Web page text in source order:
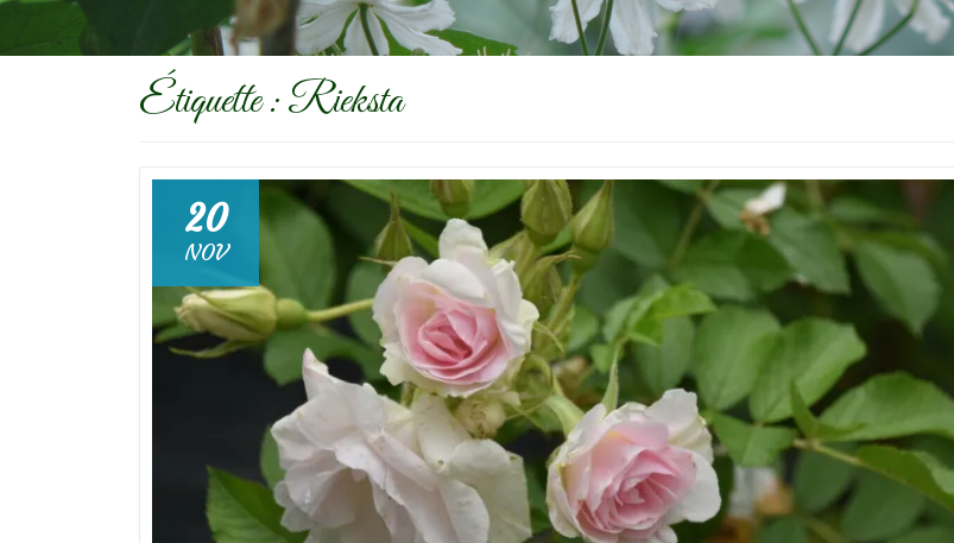
Étiquette :Rieksta
20
NOV